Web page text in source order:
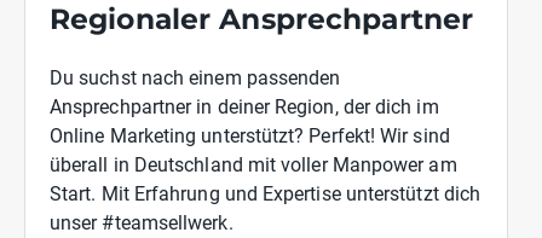
Regionaler Ansprechpartner
Du suchst nach einem passenden
Ansprechpartner in deiner Region, der dich im
Online Marketing unterstützt? Perfekt! Wir sind
überall in Deutschland mit voller Manpower am
Start. Mit Erfahrung und Expertise unterstützt dich
unser #teamsellwerk.